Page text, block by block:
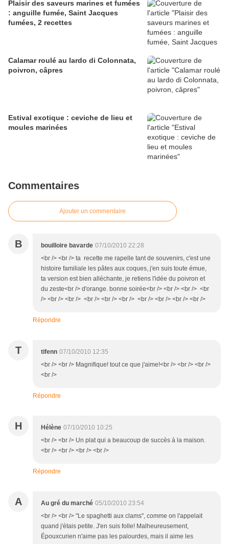
Plaisir des saveurs marines et fumées
: anguille fumée, Saint Jacques
fumées, 2 recettes
Calamar roulé au lardo di Colonnata,
poivron, câpres
Estival exotique : ceviche de lieu et
moules marinées
Commentaires
Ajouter un commentaire
B bouilloire bavarde 07/10/2010 22:28
<br /> <br /> ta recette me rapelle tant de souvenirs, c'est une
histoire familiale les pâtes aux coques, j'en suis toute émue,
ta version est bien alléchante, je retiens l'idée du poivron et
du zeste<br /> d'orange. bonne soirée<br /> <br /> <br /> <br
/> <br /> <br /> <br /> <br /> <br /> <br /> <br /> <br /> <br />
Répondre
T tifenn 07/10/2010 12:35
<br /> <br /> Magnifique! tout ce que j'aime!<br /> <br /> <br />
<br />
Répondre
H Hélène 07/10/2010 10:25
<br /> <br /> Un plat qui a beaucoup de succès à la maison.
<br /> <br /> <br /> <br />
Répondre
A Au gré du marché 05/10/2010 23:54
<br /> <br /> "Le spaghetti aux clams", comme on l'appelait
quand j'étais petite. J'en suis folle! Malheureusement,
Épouxcurien n'aime pas les palourdes, mais il aime les